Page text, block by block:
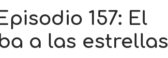
157: El
a las estrellas